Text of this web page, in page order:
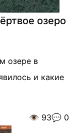
озеро
озере в
и какие
👁️ 93💬 0